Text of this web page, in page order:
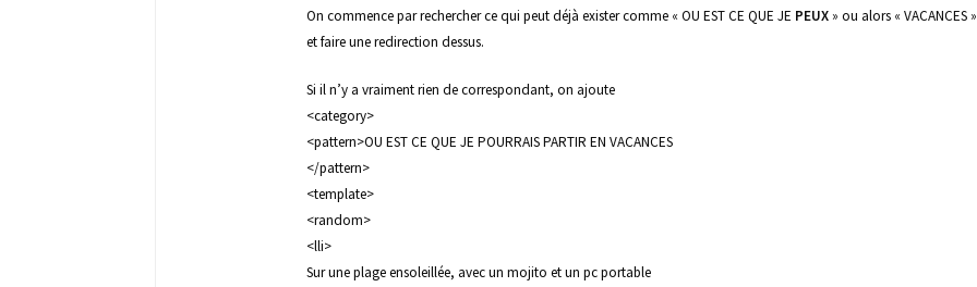
On commence par rechercher ce qui peut déjà exister comme « OU EST CE QUE JE PEUX » ou alors « VACANCES »
et faire une redirection dessus.
Si il n’y a vraiment rien de correspondant, on ajoute
<category>
<pattern>OU EST CE QUE JE POURRAIS PARTIR EN VACANCES
</pattern>
<template>
<random>
<lli>
Sur une plage ensoleillée, avec un mojito et un pc portable